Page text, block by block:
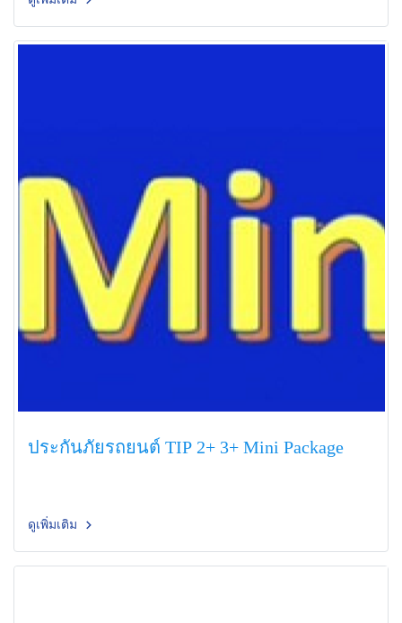
ประกันภัยรถยนต์ TIP 2+ 3+ Mini Package
ดูเพิ่มเติม